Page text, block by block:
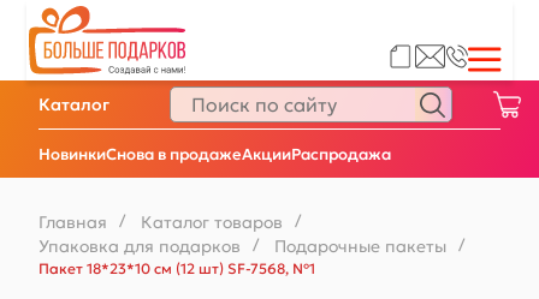
НовинкиСнова в продажеАкцииРаспродажа
Каталог
Главная / Каталог товаров /
Упаковка для подарков / Подарочные пакеты
/
Пакет 18*23*10 см (12 шт) SF-7568, №1